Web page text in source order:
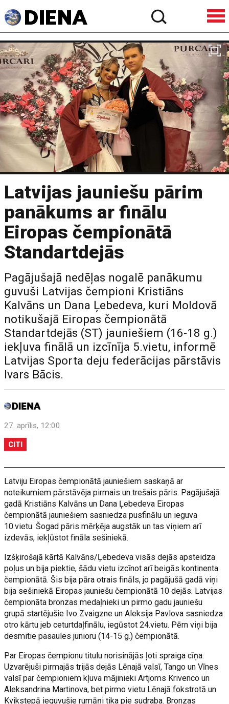
Latvijas jauniešu pārim
panākums ar finālu
Eiropas čempionātā
Standartdejās
Pagājušajā nedēļas nogalē panākumu
guvuši Latvijas čempioni Kristiāns
Kalvāns un Dana Ļebedeva, kuri Moldovā
notikušajā Eiropas čempionātā
Standartdejās (ST) jauniešiem (16-18 g.)
iekļuva finālā un izcīnīja 5.vietu, informē
Latvijas Sporta deju federācijas pārstāvis
Ivars Bācis.
27. aprīlis, 12:00
CITI
Latviju Eiropas čempionātā jauniešiem saskaņā ar
noteikumiem pārstāvēja pirmais un trešais pāris. Pagājušajā
gadā Kristiāns Kalvāns un Dana Ļebedeva Eiropas
čempionātā jauniešiem sasniedza pusfinālu un ieguva
10.vietu. Šogad pāris mērķēja augstāk un tas viņiem arī
izdevās, iekļūstot fināla sešiniekā.
Izšķirošajā kārtā Kalvāns/Ļebedeva visās dejās apsteidza
poļus un bija piektie, šādu vietu izcīnot arī beigās kontinenta
čempionātā. Šis bija pāra otrais fināls, jo pagājušā gadā viņi
bija sešiniekā Eiropas jauniešu čempionātā 10 dejās. Latvijas
čempionāta bronzas medaļnieki un pirmo gadu jauniešu
grupā startējušie Ivo Zvaigzne un Aleksija Pavlova sasniedza
otro kārtu jeb ceturtdaļfinālu, iegūstot 24.vietu. Pērn viņi bija
desmitie pasaules junioru (14-15 g.) čempionātā.
Par Eiropas čempionu titulu norisinājās ļoti spraiga cīņa.
Uzvarējuši pirmajās trijās dejās Lēnajā valsī, Tango un Vīnes
valsī par čempioniem kļuva mājinieki Artjoms Krivenco un
Aleksandrina Martinova, bet pirmo vietu Lēnajā fokstrotā un
Kvikstepā ieguvušie rumāņi tika pie sudraba. Bronzas